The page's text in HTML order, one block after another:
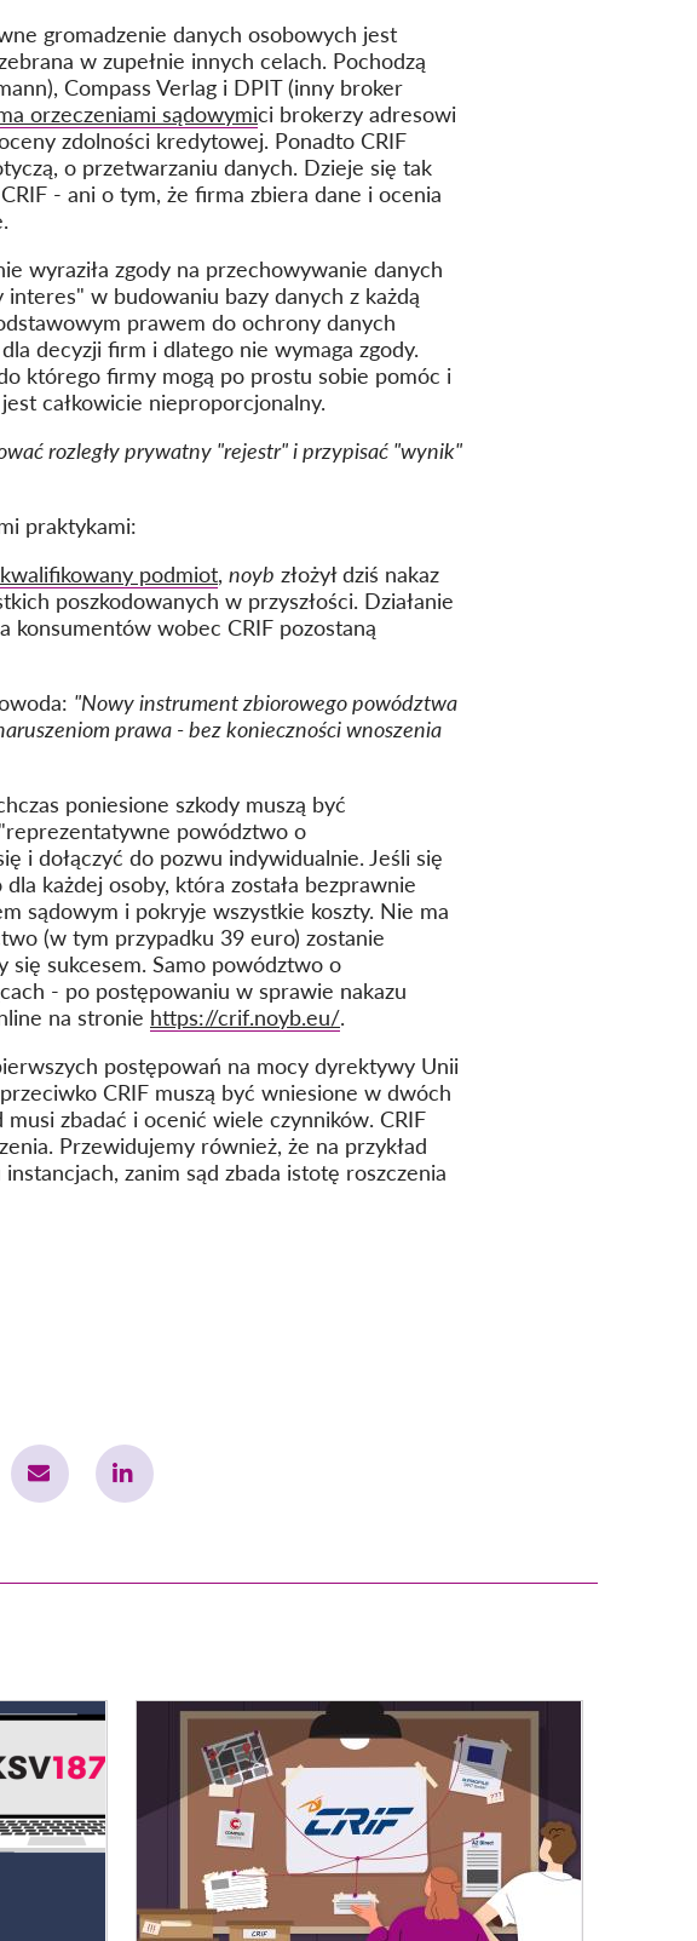
gromadzenie danych osobowych jest
w zupełnie innych celach. Pochodzą
Compass Verlag i DPIT (inny broker
orzeczeniami sądowymici brokerzy adresowi
zdolności kredytowej. Ponadto CRIF
o przetwarzaniu danych. Dzieje się tak
- ani o tym, że firma zbiera dane i ocenia
wyraziła zgody na przechowywanie danych
w budowaniu bazy danych z każdą
prawem do ochrony danych
decyzji firm i dlatego nie wymaga zgody.
którego firmy mogą po prostu sobie pomóc i
całkowicie nieproporcjonalny.
rozległy prywatny "rejestr" i przypisać "wynik"
praktykami:
podmiot, noyb złożył dziś nakaz
poszkodowanych w przyszłości. Działanie
konsumentów wobec CRIF pozostaną
"Nowy instrument zbiorowego powództwa
prawa - bez konieczności wnoszenia
poniesione szkody muszą być
powództwo o
i dołączyć do pozwu indywidualnie. Jeśli się
każdej osoby, która została bezprawnie
sądowym i pokryje wszystkie koszty. Nie ma
(w tym przypadku 39 euro) zostanie
się sukcesem. Samo powództwo o
- po postępowaniu w sprawie nakazu
na stronie https://crif.noyb.eu/.
postępowań na mocy dyrektywy Unii
CRIF muszą być wniesione w dwóch
zbadać i ocenić wiele czynników. CRIF
Przewidujemy również, że na przykład
zanim sąd zbada istotę roszczenia